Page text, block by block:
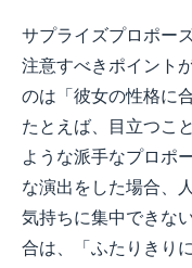
サプライズプロポー
注意すべきポイント
のは「彼女の性格に
たとえば、目立つこ
ような派手なプロポ
な演出をした場合、
気持ちに集中できな
合は、「ふたりきり